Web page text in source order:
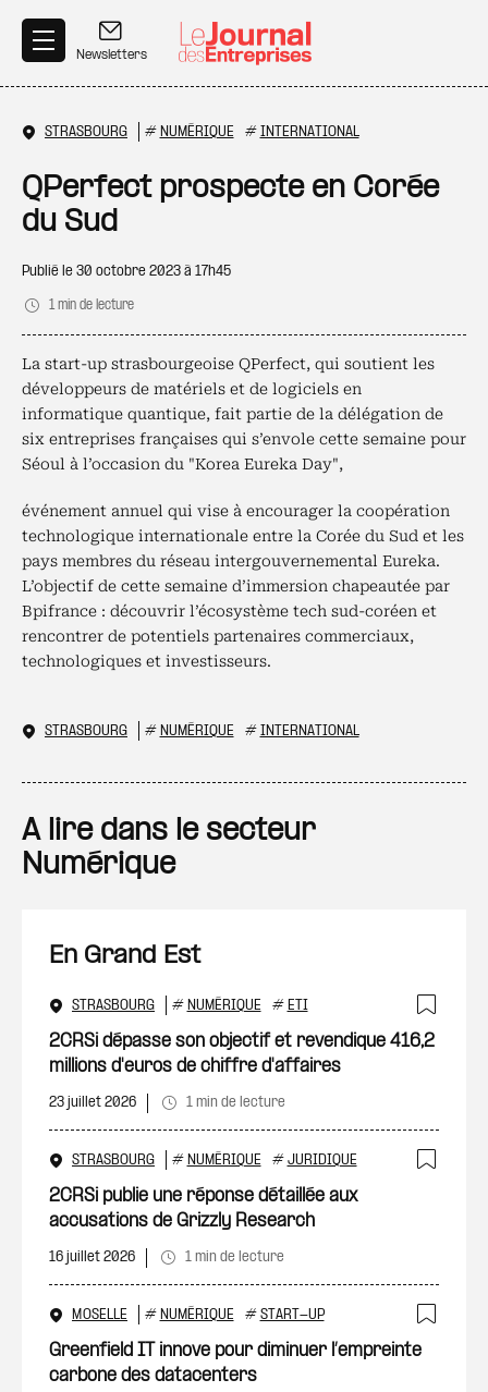
Newsletters
STRASBOURG # NUMÉRIQUE # INTERNATIONAL
QPerfect prospecte en Corée
du Sud
Publié le 30 octobre 2023 à 17h45
1 min de lecture
La start-up strasbourgeoise QPerfect, qui soutient les
développeurs de matériels et de logiciels en
informatique quantique, fait partie de la délégation de
six entreprises françaises qui s’envole cette semaine pour
Séoul à l’occasion du "Korea Eureka Day",
événement annuel qui vise à encourager la coopération
technologique internationale entre la Corée du Sud et les
pays membres du réseau intergouvernemental Eureka.
L’objectif de cette semaine d’immersion chapeautée par
Bpifrance : découvrir l’écosystème tech sud-coréen et
rencontrer de potentiels partenaires commerciaux,
technologiques et investisseurs.
STRASBOURG # NUMÉRIQUE # INTERNATIONAL
A lire dans le secteur
Numérique
En Grand Est
STRASBOURG # NUMÉRIQUE # ETI
2CRSi dépasse son objectif et revendique 416,2
millions d'euros de chiffre d'affaires
23 juillet 2026 1 min de lecture
STRASBOURG # NUMÉRIQUE # JURIDIQUE
2CRSi publie une réponse détaillée aux
accusations de Grizzly Research
16 juillet 2026 1 min de lecture
MOSELLE # NUMÉRIQUE # START-UP
Greenfield IT innove pour diminuer l’empreinte
carbone des datacenters